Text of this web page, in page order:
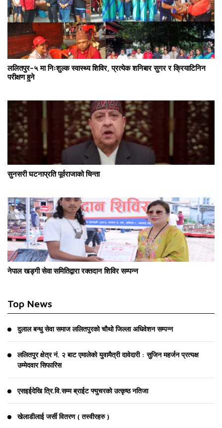
ललितपुर–५ मा निःशुल्क स्वास्थ्य शिविर, प्रत्येक शनिबार सुगर र क्रियाटिनिन
परीक्षण हुने
सुनसरी घटनाप्रति पूर्वराजाको चिन्ता
नेपाल खड्गी सेवा समितिद्वारा रक्तदान शिविर सम्पन्न
Top News
दुलाल बन्धु सेवा समाज ललितपुरको चौथो जिल्ला अधिवेशन सम्पन्न
ललितपुर क्षेत्र नं. २ बाट एमालेको युवामैत्री दावेदारी : सुजिन महर्जन प्रत्यक्ष
उम्मेदवार सिफारिस
एसइईदेखि त्रि.वि.सम्म ब्राईट फ्युचरको उत्कृष्ठ नतिजा
खेलाडीलाई जर्सी वितरण ( तस्वीरहरु )